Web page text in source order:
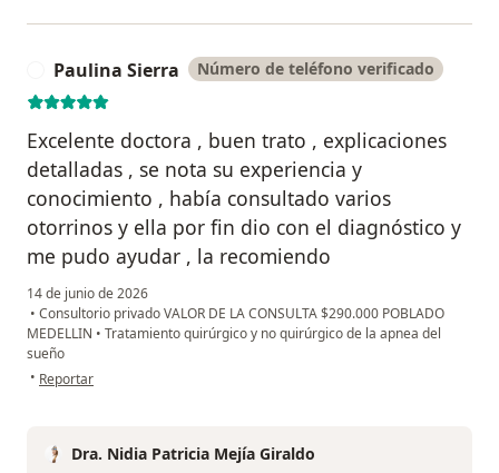
Paulina Sierra Número de teléfono verificado
Excelente doctora , buen trato , explicaciones
detalladas , se nota su experiencia y
conocimiento , había consultado varios
otorrinos y ella por fin dio con el diagnóstico y
me pudo ayudar , la recomiendo
14 de junio de 2026
• Consultorio privado VALOR DE LA CONSULTA $290.000 POBLADO
MEDELLIN • Tratamiento quirúrgico y no quirúrgico de la apnea del
sueño
• en opinión del usuario Paulina Sierra
Reportar
Dra. Nidia Patricia Mejía Giraldo